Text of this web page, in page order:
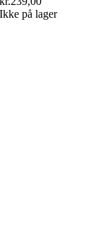
Ikke på lager